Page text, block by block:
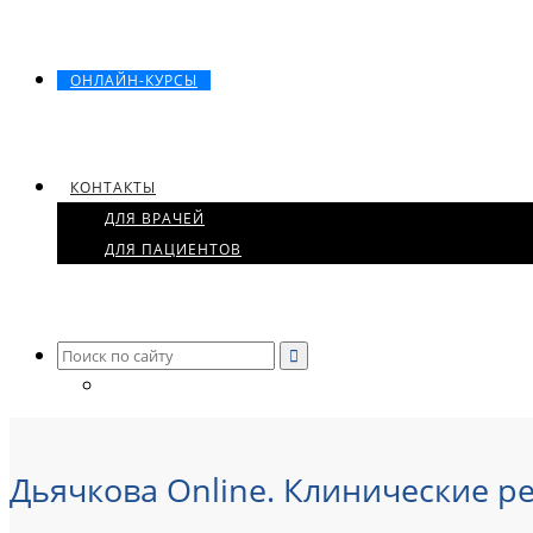
ОНЛАЙН-КУРСЫ
КОНТАКТЫ
ДЛЯ ВРАЧЕЙ
ДЛЯ ПАЦИЕНТОВ
Search
for:
Дьячкова Online. Клинические